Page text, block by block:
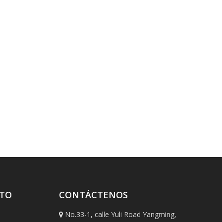
CONTÁCTENOS
 No.33-1, calle Yuli Road Yangming,